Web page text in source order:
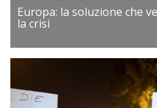
Europa: la soluzione che
la crisi